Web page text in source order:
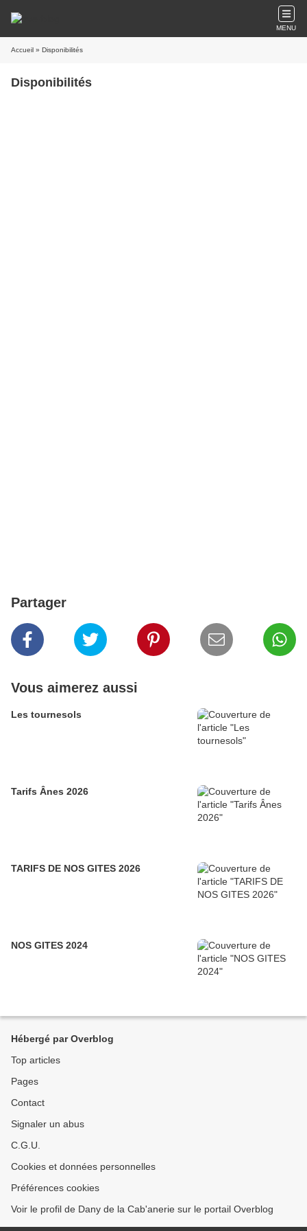
MENU
Accueil » Disponibilités
Disponibilités
Partager
Vous aimerez aussi
Les tournesols
Tarifs Ânes 2026
TARIFS DE NOS GITES 2026
NOS GITES 2024
Hébergé par Overblog
Top articles
Pages
Contact
Signaler un abus
C.G.U.
Cookies et données personnelles
Préférences cookies
Voir le profil de Dany de la Cab'anerie sur le portail Overblog